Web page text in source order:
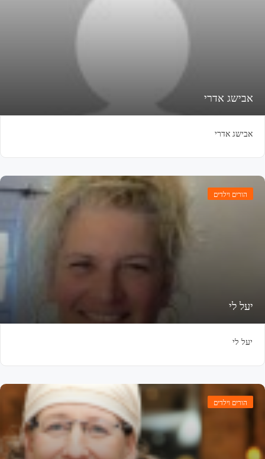
אבישג אדרי
אבישג אדרי
הורים וילדים
יעל לי
יעל לי
הורים וילדים